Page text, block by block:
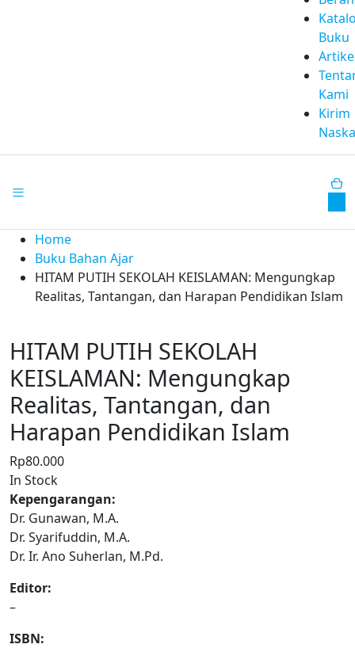
Buku
Kami
Kirim
Home
Buku Bahan Ajar
HITAM PUTIH SEKOLAH KEISLAMAN: Mengungkap
Realitas, Tantangan, dan Harapan Pendidikan Islam
HITAM PUTIH SEKOLAH
KEISLAMAN: Mengungkap
Realitas, Tantangan, dan
Harapan Pendidikan Islam
Rp80.000
In Stock
Kepengarangan:
Dr. Gunawan, M.A.
Dr. Syarifuddin, M.A.
Dr. Ir. Ano Suherlan, M.Pd.
Editor:
–
ISBN: